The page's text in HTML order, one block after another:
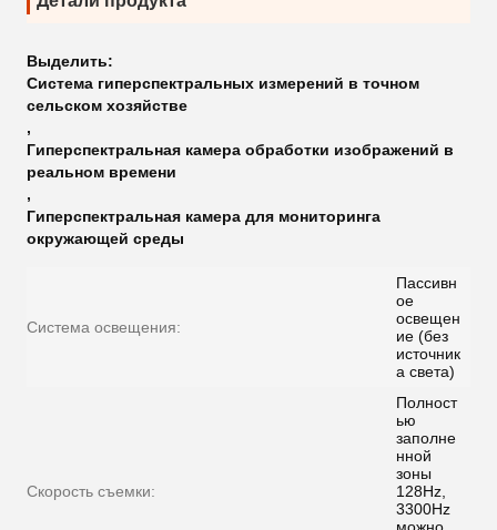
Выделить:
Система гиперспектральных измерений в точном
сельском хозяйстве
,
Гиперспектральная камера обработки изображений в
реальном времени
,
Гиперспектральная камера для мониторинга
окружающей среды
Система освещения:
Пассивн
ое
освещен
ие (без
источник
а света)
Скорость съемки:
Полност
ью
заполне
нной
зоны
128Hz,
3300Hz